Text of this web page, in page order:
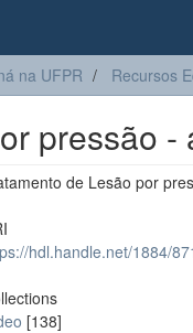
na UFPR Recursos
pressão -
de Lesão por
hdl.handle.net/1884/
[138]